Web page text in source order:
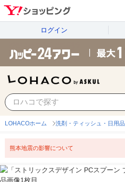
ログイン
LOHACOホーム 洗剤・ティッシュ・日用品
熊本地震の影響について